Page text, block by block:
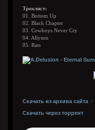
Треклист:
01. Bottom Up
02. Black Chapter
03. Cowboys Never Cry
04. Allyson
05. Rats
Скачать из архива сайта /
Скачать через торрент